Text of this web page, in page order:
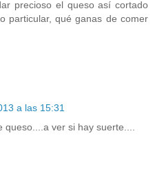
precioso el queso así cortado
particular, qué ganas de comer
a las 15:31
ver si hay suerte....